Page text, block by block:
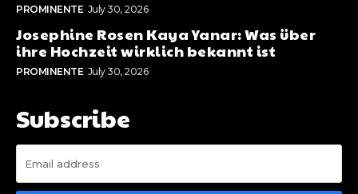
PROMINENTE July 30, 2026
Josephine Rosen Kaya Yanar: Was über
ihre Hochzeit wirklich bekannt ist
PROMINENTE July 30, 2026
Subscribe